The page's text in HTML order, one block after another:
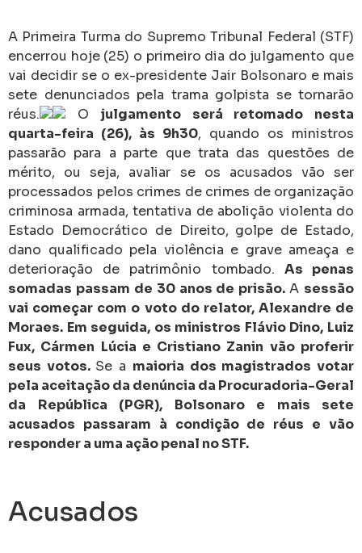
A Primeira Turma do Supremo Tribunal Federal (STF)
encerrou hoje (25) o primeiro dia do julgamento que
vai decidir se o ex-presidente Jair Bolsonaro e mais
sete denunciados pela trama golpista se tornarão
réus.
O julgamento será retomado nesta
quarta-feira (26), às 9h30, quando os ministros
passarão para a parte que trata das questões de
mérito, ou seja, avaliar se os acusados vão ser
processados pelos crimes de crimes de organização
criminosa armada, tentativa de abolição violenta do
Estado Democrático de Direito, golpe de Estado,
dano qualificado pela violência e grave ameaça e
deterioração de patrimônio tombado. As penas
somadas passam de 30 anos de prisão.A sessão
vai começar com o voto do relator, Alexandre de
Moraes. Em seguida, os ministros Flávio Dino, Luiz
Fux, Cármen Lúcia e Cristiano Zanin vão proferir
seus votos. Se a maioria dos magistrados votar
pela aceitação da denúncia da Procuradoria-Geral
da República (PGR), Bolsonaro e mais sete
acusados passaram à condição de réus e vão
responder a uma ação penal no STF.
Acusados